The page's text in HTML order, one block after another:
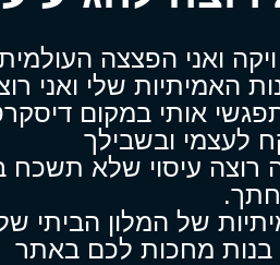
ואני הפצצה
האמיתיות שלי ואני
אותי במקום
לעצמי ובשבילך
עיסוי שלא תשכח
של המלון הביתי
בנות מחכות לכם באתר